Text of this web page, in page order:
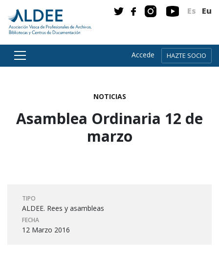
Es Eu
Accede HAZTE SOCIO
NOTICIAS
Asamblea Ordinaria 12 de
marzo
TIPO
ALDEE. Rees y asambleas
FECHA
12 Marzo 2016